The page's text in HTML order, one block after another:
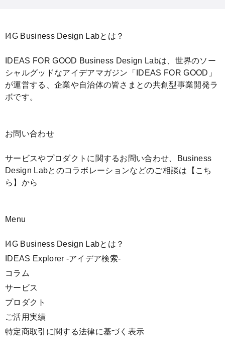
I4G Business Design Labとは？
IDEAS FOR GOOD Business Design Labは、世界のソー
シャルグッドなアイデアマガジン「IDEAS FOR GOOD」
が運営する、企業や自治体の皆さまとの共創型事業開発ラ
ボです。
お問い合わせ
サービスやプロダクトに関するお問い合わせ、Business
Design Labとのコラボレーションなどのご相談は 【こち
ら】 から
Menu
I4G Business Design Labとは？
IDEAS Explorer -アイデア検索-
コラム
サービス
プロダクト
ご活用実績
特定商取引に関する法律に基づく表示